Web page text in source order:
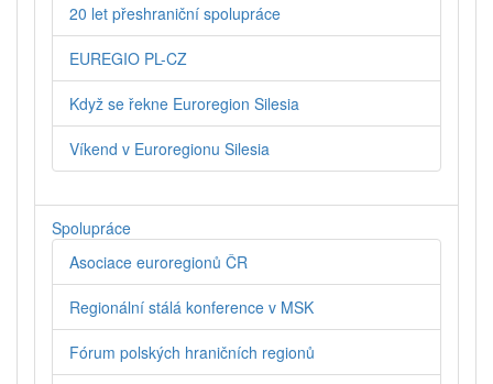
20 let přeshraniční spolupráce
EUREGIO PL-CZ
Když se řekne Euroregion Silesia
Víkend v Euroregionu Silesia
Spolupráce
Asociace euroregionů ČR
Regionální stálá konference v MSK
Fórum polských hraničních regionů